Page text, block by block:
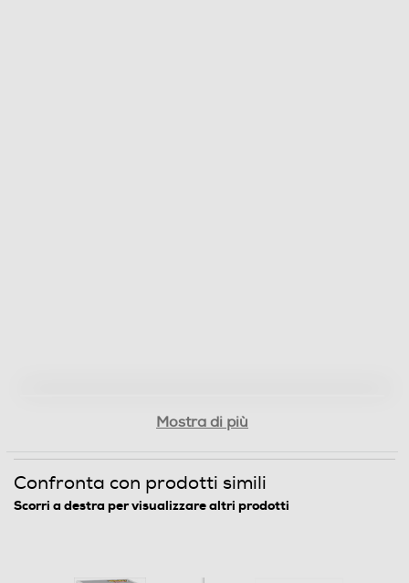
Mostra di più
Confronta con prodotti simili
Scorri a destra per visualizzare altri prodotti